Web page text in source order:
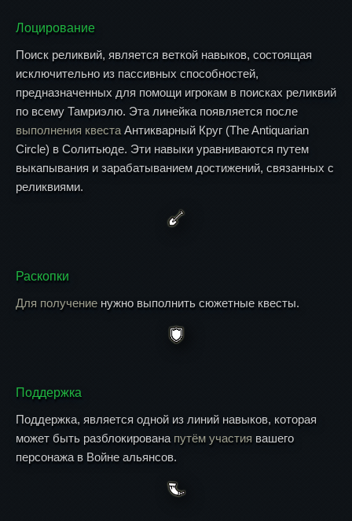
Лоцирование
Поиск реликвий, является веткой навыков, состоящая
исключительно из пассивных способностей,
предназначенных для помощи игрокам в поисках реликвий
по всему Тамриэлю. Эта линейка появляется после
выполнения квеста Антикварный Круг (The Antiquarian
Circle) в Солитьюде. Эти навыки уравниваются путем
выкапывания и зарабатыванием достижений, связанных с
реликвиями.
Раскопки
Для получение нужно выполнить сюжетные квесты.
Поддержка
Поддержка, является одной из линий навыков, которая
может быть разблокирована путём участия вашего
персонажа в Войне альянсов.